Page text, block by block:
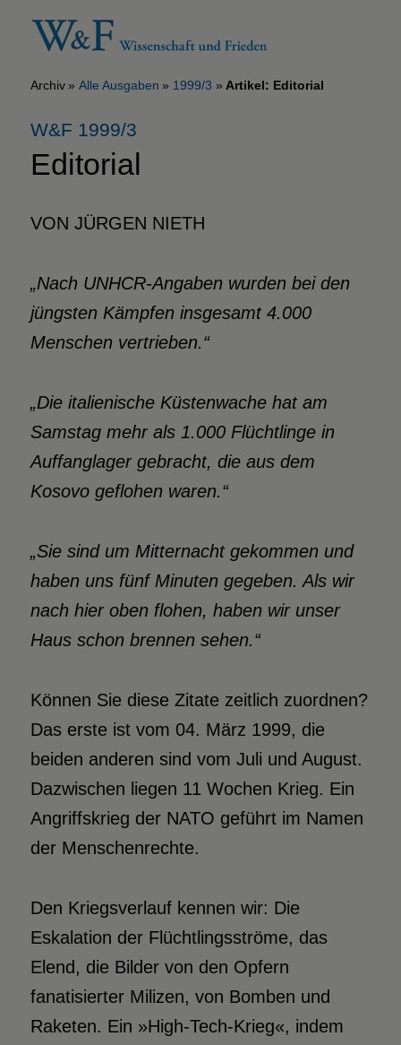
Archiv Alle Ausgaben 1999/3 Artikel: Editorial
W&F 1999/3
Editorial
VON JÜRGEN NIETH
„Nach UNHCR-Angaben wurden bei den
jüngsten Kämpfen insgesamt 4.000
Menschen vertrieben.“
„Die italienische Küstenwache hat am
Samstag mehr als 1.000 Flüchtlinge in
Auffanglager gebracht, die aus dem
Kosovo geflohen waren.“
„Sie sind um Mitternacht gekommen und
haben uns fünf Minuten gegeben. Als wir
nach hier oben flohen, haben wir unser
Haus schon brennen sehen.“
Können Sie diese Zitate zeitlich zuordnen?
Das erste ist vom 04. März 1999, die
beiden anderen sind vom Juli und August.
Dazwischen liegen 11 Wochen Krieg. Ein
Angriffskrieg der NATO geführt im Namen
der Menschenrechte.
Den Kriegsverlauf kennen wir: Die
Eskalation der Flüchtlingsströme, das
Elend, die Bilder von den Opfern
fanatisierter Milizen, von Bomben und
Raketen. Ein »High-Tech-Krieg«, indem